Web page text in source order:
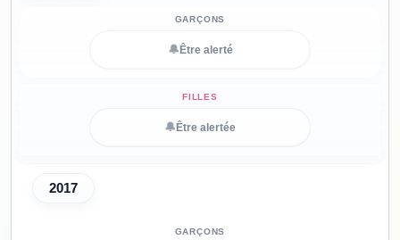
🔔 Être alerté
🔔 Être alertée
2017